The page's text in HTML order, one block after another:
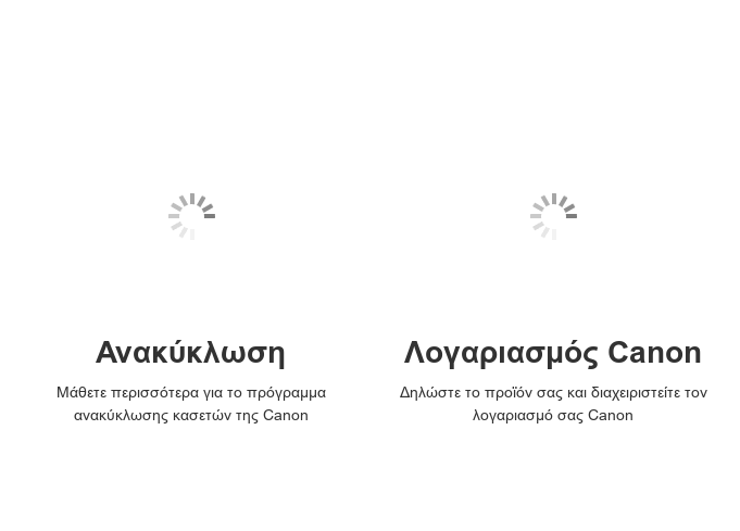
Ανακύκλωση
Μάθετε περισσότερα για το πρόγραμμα
ανακύκλωσης κασετών της Canon
Λογαριασμός Canon
Δηλώστε το προϊόν σας και διαχειριστείτε τον
λογαριασμό σας Canon